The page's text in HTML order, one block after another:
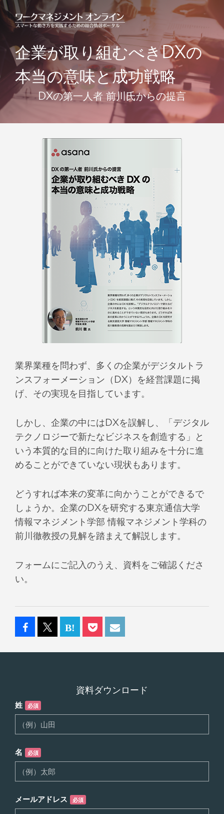
企業が取り組むべきDXの
本当の意味と成功戦略
DXの第一人者 前川氏からの提言
業界業種を問わず、多くの企業がデジタルトラ
ンスフォーメーション（DX）を経営課題に掲
げ、その実現を目指しています。
しかし、企業の中にはDXを誤解し、「デジタル
テクノロジーで新たなビジネスを創造する」と
いう本質的な目的に向けた取り組みを十分に進
めることができていない現状もあります。
どうすれば本来の変革に向かうことができるで
しょうか。企業のDXを研究する東京通信大学
情報マネジメント学部 情報マネジメント学科の
前川徹教授の見解を踏まえて解説します。
フォームにご記入のうえ、資料をご確認くださ
い。
資料ダウンロード
姓 必須
名 必須
メールアドレス 必須